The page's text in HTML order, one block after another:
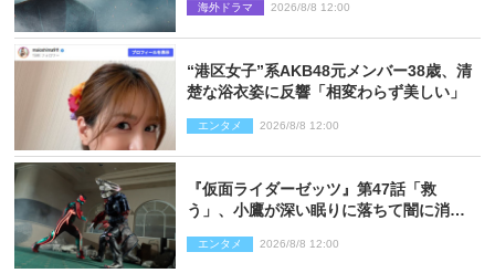
海外ドラマ 2026/8/8 12:00
“港区女子”系AKB48元メンバー38歳、清
楚な浴衣姿に反響「相変わらず美しい」
エンタメ 2026/8/8 12:00
『仮面ライダーゼッツ』第47話「救
う」、小鷹が深い眠りに落ちて闇に消え
エンタメ 2026/8/8 12:00